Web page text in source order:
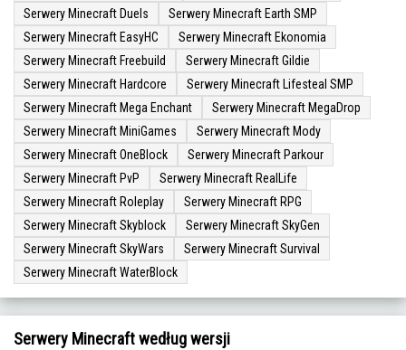
Serwery Minecraft Duels
Serwery Minecraft Earth SMP
Serwery Minecraft EasyHC
Serwery Minecraft Ekonomia
Serwery Minecraft Freebuild
Serwery Minecraft Gildie
Serwery Minecraft Hardcore
Serwery Minecraft Lifesteal SMP
Serwery Minecraft Mega Enchant
Serwery Minecraft MegaDrop
Serwery Minecraft MiniGames
Serwery Minecraft Mody
Serwery Minecraft OneBlock
Serwery Minecraft Parkour
Serwery Minecraft PvP
Serwery Minecraft RealLife
Serwery Minecraft Roleplay
Serwery Minecraft RPG
Serwery Minecraft Skyblock
Serwery Minecraft SkyGen
Serwery Minecraft SkyWars
Serwery Minecraft Survival
Serwery Minecraft WaterBlock
Serwery Minecraft według wersji